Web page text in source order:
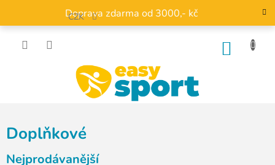
obsah
Doprava zdarma od 3000,- kč
CZK
Doplňkové
Nejprodávanější